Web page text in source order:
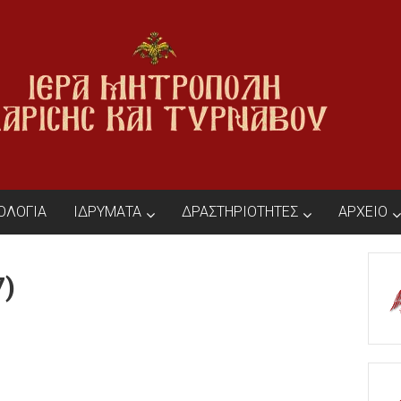
ΙΔΡΥΜΑΤΑ ΔΡΑΣΤΗΡΙΟΤΗΤΕΣ ΑΡΧΕΙΟ